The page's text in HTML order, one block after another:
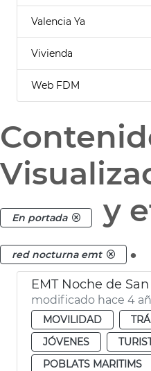
Valencia Ya
Vivienda
Web FDM
En portada y
red nocturna emt .
EMT Noche de
modificado hace 4
MOVILIDAD
JÓVENES
POBLATS MARITIMS